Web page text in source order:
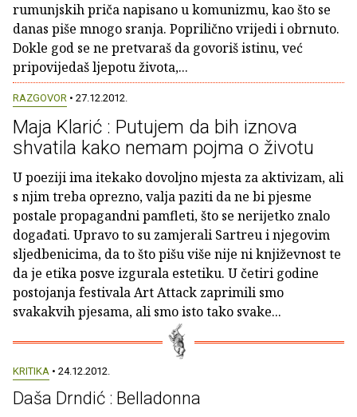
rumunjskih priča napisano u komunizmu, kao što se
danas piše mnogo sranja. Poprilično vrijedi i obrnuto.
Dokle god se ne pretvaraš da govoriš istinu, već
pripovijedaš ljepotu života,...
RAZGOVOR • 27.12.2012.
Maja Klarić : Putujem da bih iznova
shvatila kako nemam pojma o životu
U poeziji ima itekako dovoljno mjesta za aktivizam, ali
s njim treba oprezno, valja paziti da ne bi pjesme
postale propagandni pamfleti, što se nerijetko znalo
događati. Upravo to su zamjerali Sartreu i njegovim
sljedbenicima, da to što pišu više nije ni književnost te
da je etika posve izgurala estetiku. U četiri godine
postojanja festivala Art Attack zaprimili smo
svakakvih pjesama, ali smo isto tako svake...
KRITIKA • 24.12.2012.
Daša Drndić : Belladonna